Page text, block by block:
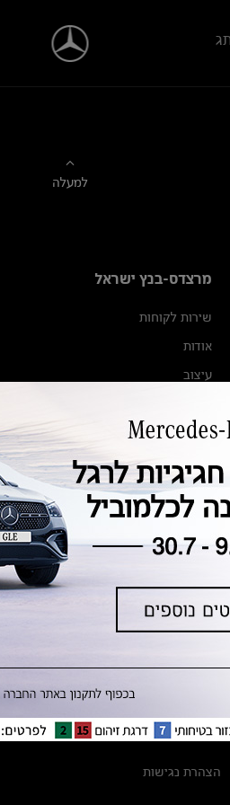
למעלה
מרצדס-בנץ ישראל
שירות לקוחות
אודות
עיצוב
מגזין מרצדס-בנץ
ספרי רכב מרצדס-בנץ
נתוני זיהום אוויר וצריכת דלק וחשמל
נתוני תווית צמיגים
מחירון חלפים
הודעה על הטבות לרכבי מרצדס בהסדר
הצהרת נגישות